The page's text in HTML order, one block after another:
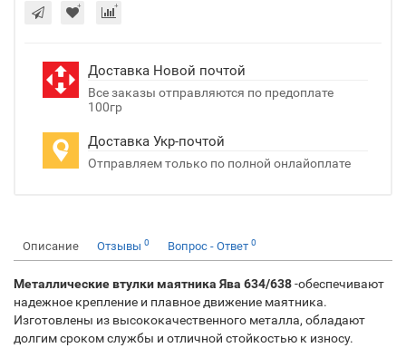
Доставка Новой почтой
Все заказы отправляются по предоплате
100гр
Доставка Укр-почтой
Отправляем только по полной онлайоплате
Описание Отзывы 0 Вопрос - Ответ 0
Металлические втулки маятника Ява 634/638-обеспечивают
надежное крепление и плавное движение маятника.
Изготовлены из высококачественного металла, обладают
долгим сроком службы и отличной стойкостью к износу.